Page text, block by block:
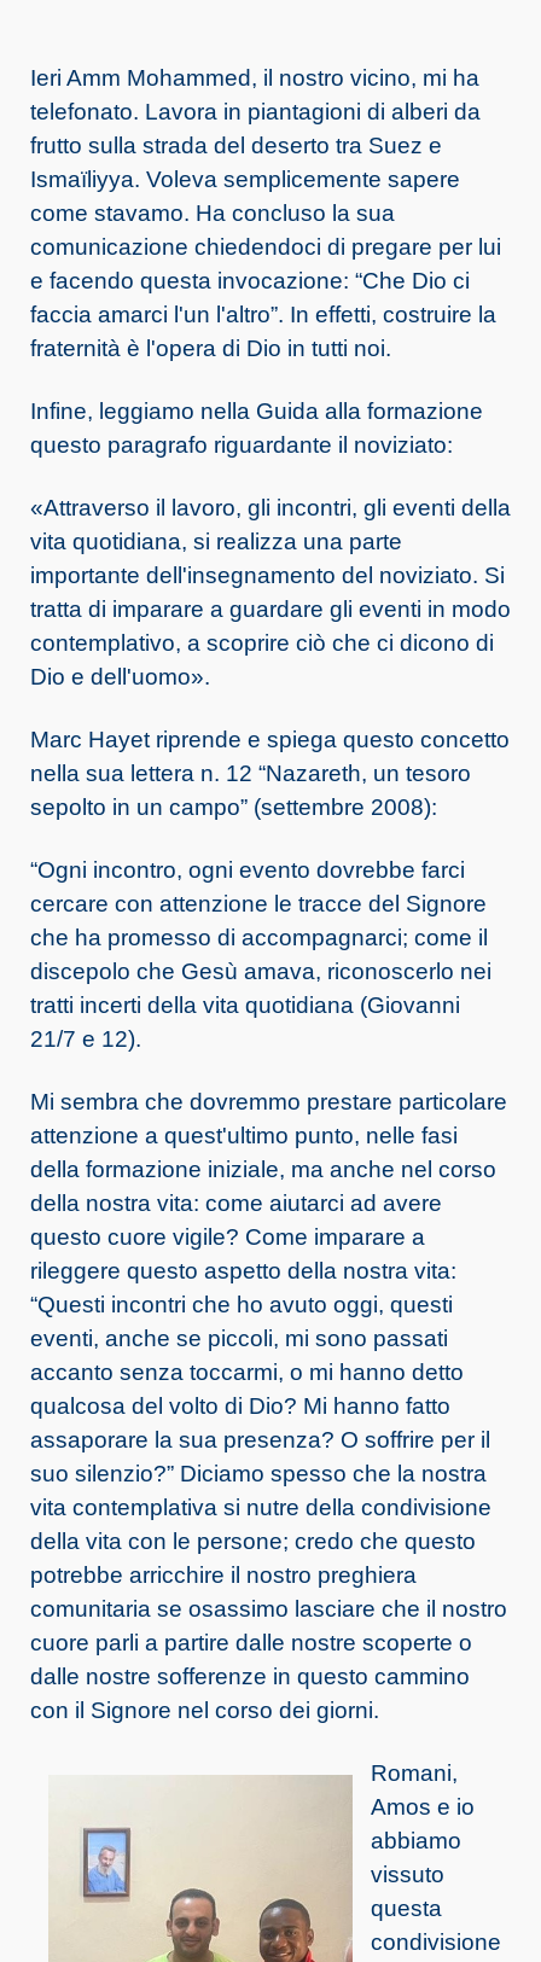
Ieri Amm Mohammed, il nostro vicino, mi ha
telefonato. Lavora in piantagioni di alberi da
frutto sulla strada del deserto tra Suez e
Ismaïliyya. Voleva semplicemente sapere
come stavamo. Ha concluso la sua
comunicazione chiedendoci di pregare per lui
e facendo questa invocazione: “Che Dio ci
faccia amarci l'un l'altro”. In effetti, costruire la
fraternità è l'opera di Dio in tutti noi.
Infine, leggiamo nella Guida alla formazione
questo paragrafo riguardante il noviziato:
«Attraverso il lavoro, gli incontri, gli eventi della
vita quotidiana, si realizza una parte
importante dell'insegnamento del noviziato. Si
tratta di imparare a guardare gli eventi in modo
contemplativo, a scoprire ciò che ci dicono di
Dio e dell'uomo».
Marc Hayet riprende e spiega questo concetto
nella sua lettera n. 12 “Nazareth, un tesoro
sepolto in un campo” (settembre 2008):
“Ogni incontro, ogni evento dovrebbe farci
cercare con attenzione le tracce del Signore
che ha promesso di accompagnarci; come il
discepolo che Gesù amava, riconoscerlo nei
tratti incerti della vita quotidiana (Giovanni
21/7 e 12).
Mi sembra che dovremmo prestare particolare
attenzione a quest'ultimo punto, nelle fasi
della formazione iniziale, ma anche nel corso
della nostra vita: come aiutarci ad avere
questo cuore vigile? Come imparare a
rileggere questo aspetto della nostra vita:
“Questi incontri che ho avuto oggi, questi
eventi, anche se piccoli, mi sono passati
accanto senza toccarmi, o mi hanno detto
qualcosa del volto di Dio? Mi hanno fatto
assaporare la sua presenza? O soffrire per il
suo silenzio?” Diciamo spesso che la nostra
vita contemplativa si nutre della condivisione
della vita con le persone; credo che questo
potrebbe arricchire il nostro preghiera
comunitaria se osassimo lasciare che il nostro
cuore parli a partire dalle nostre scoperte o
dalle nostre sofferenze in questo cammino
con il Signore nel corso dei giorni.
Romani,
Amos e io
abbiamo
vissuto
questa
condivisione